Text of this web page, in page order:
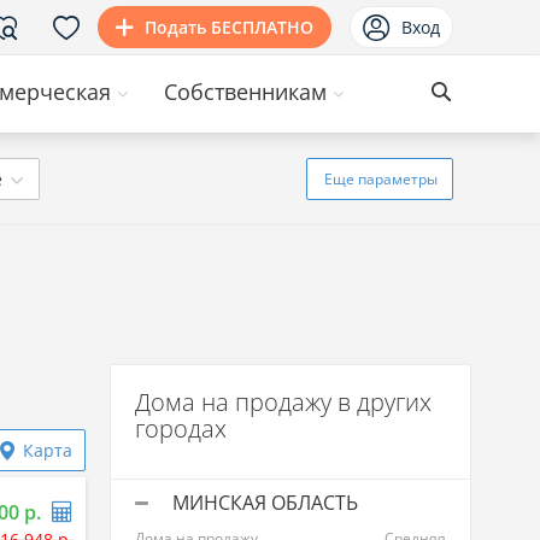
Подать БЕСПЛАТНО Вход
Собственникам
Еще параметры
Карта
р.
Дома на продажу в других
городах
МИНСКАЯ ОБЛАСТЬ